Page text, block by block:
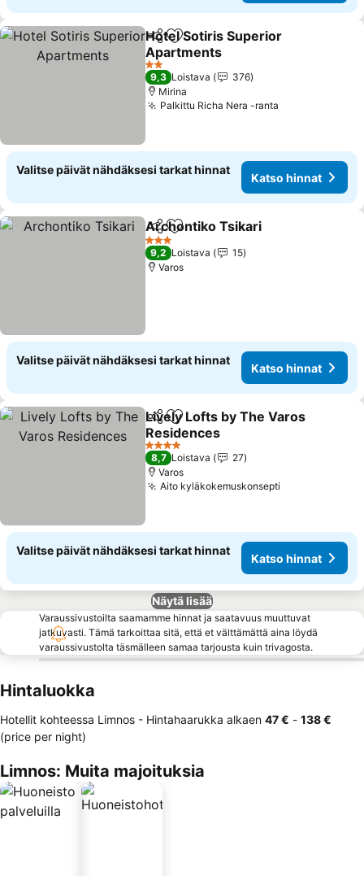
Jaa Lisää suosikkeihin
Hotel Sotiris Superior
Apartments
2 Tähtiluokitus
9,3 Loistava
376
Mirina
Palkittu Richa Nera -ranta
Valitse päivät nähdäksesi tarkat hinnat
Katso hinnat
Jaa Lisää suosikkeihin
Archontiko Tsikari
3 Tähtiluokitus
9,2 Loistava
15
Varos
Valitse päivät nähdäksesi tarkat hinnat
Katso hinnat
Jaa Lisää suosikkeihin
Lively Lofts by The Varos
Residences
4 Tähtiluokitus
8,7 Loistava
27
Varos
Aito kyläkokemuskonsepti
Valitse päivät nähdäksesi tarkat hinnat
Katso hinnat
Näytä lisää
Varaussivustoilta saamamme hinnat ja saatavuus muuttuvat
jatkuvasti. Tämä tarkoittaa sitä, että et välttämättä aina löydä
varaussivustolta täsmälleen samaa tarjousta kuin trivagosta.
Hintaluokka
Hotellit kohteessa Limnos - Hintahaarukka alkaen ‎47 € - ‎138 €
(price per night)
Limnos: Muita majoituksia